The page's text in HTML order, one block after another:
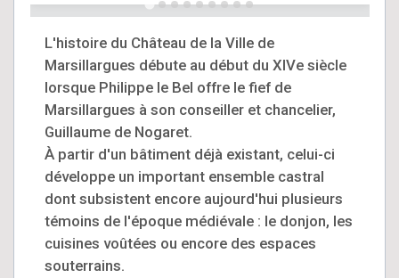
L'histoire du Château de la Ville de
Marsillargues débute au début du XIVe siècle
lorsque Philippe le Bel offre le fief de
Marsillargues à son conseiller et chancelier,
Guillaume de Nogaret.
À partir d'un bâtiment déjà existant, celui-ci
développe un important ensemble castral
dont subsistent encore aujourd'hui plusieurs
témoins de l'époque médiévale : le donjon, les
cuisines voûtées ou encore des espaces
souterrains.